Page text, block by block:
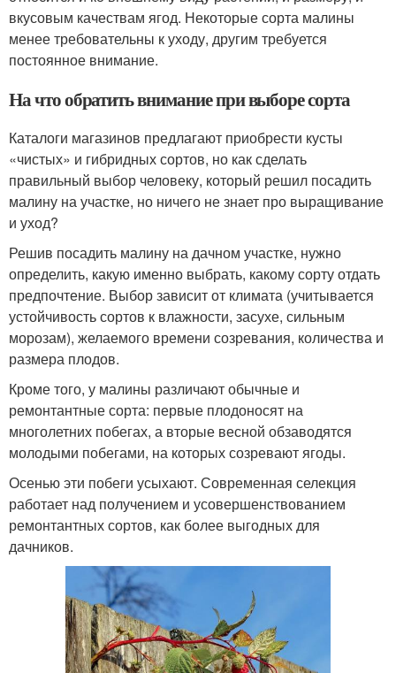
вкусовым качествам ягод. Некоторые сорта малины
менее требовательны к уходу, другим требуется
постоянное внимание.
На что обратить внимание при выборе сорта
Каталоги магазинов предлагают приобрести кусты
«чистых» и гибридных сортов, но как сделать
правильный выбор человеку, который решил посадить
малину на участке, но ничего не знает про выращивание
и уход?
Решив посадить малину на дачном участке, нужно
определить, какую именно выбрать, какому сорту отдать
предпочтение. Выбор зависит от климата (учитывается
устойчивость сортов к влажности, засухе, сильным
морозам), желаемого времени созревания, количества и
размера плодов.
Кроме того, у малины различают обычные и
ремонтантные сорта: первые плодоносят на
многолетних побегах, а вторые весной обзаводятся
молодыми побегами, на которых созревают ягоды.
Осенью эти побеги усыхают. Современная селекция
работает над получением и усовершенствованием
ремонтантных сортов, как более выгодных для
дачников.